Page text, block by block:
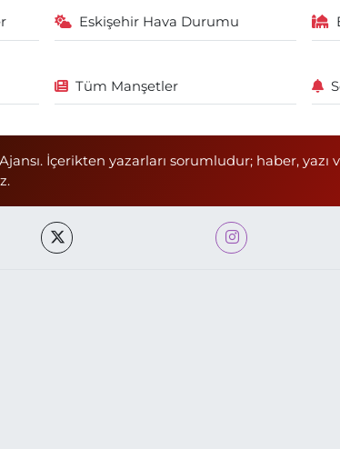
Eskişehir Hava Durumu
Tüm Manşetler
İçerikten yazarları sorumludur; haber, yazı